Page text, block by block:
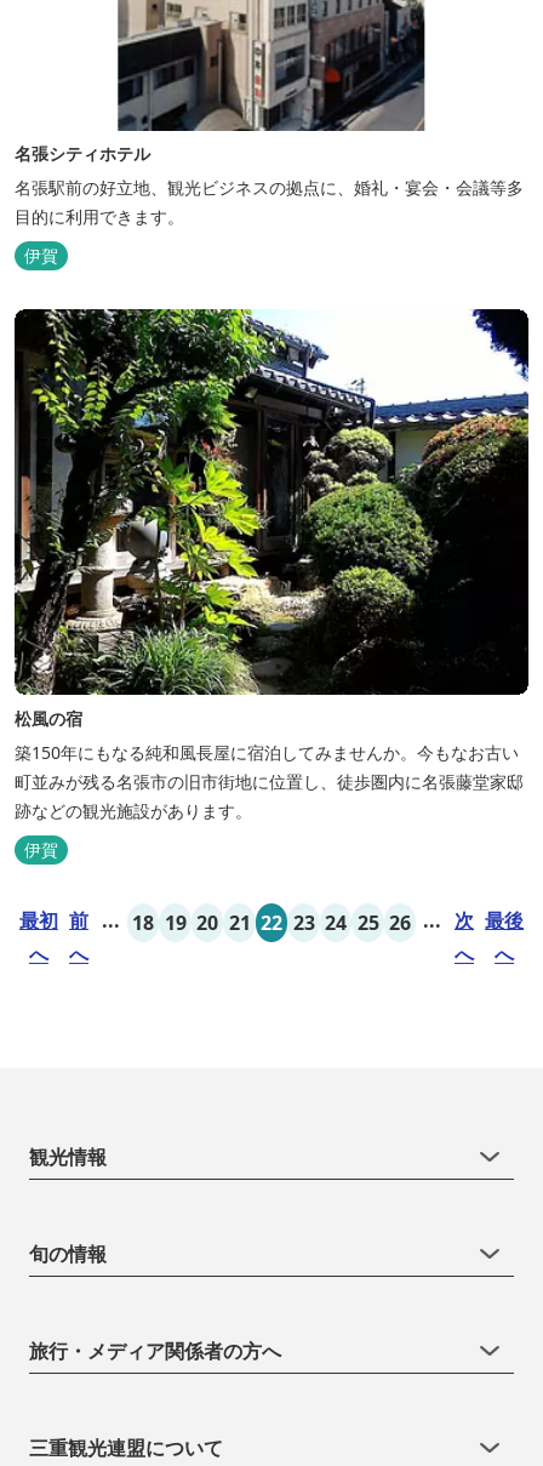
名張シティホテル
名張駅前の好立地、観光ビジネスの拠点に、婚礼・宴会・会議等多
目的に利用できます。
伊賀
松風の宿
築150年にもなる純和風長屋に宿泊してみませんか。今もなお古い
町並みが残る名張市の旧市街地に位置し、徒歩圏内に名張藤堂家邸
跡などの観光施設があります。
伊賀
最初
へ
前
へ
... 18 19 20 21 22 23 24 25 26 ... 次
へ
最後
へ
観光情報
旬の情報
旅行・メディア関係者の方へ
三重観光連盟について